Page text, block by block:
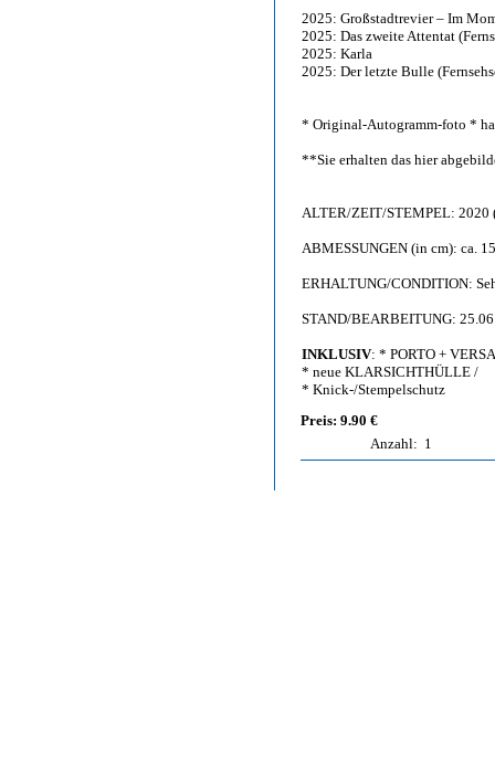
2025: Großstadtrevier – Im
2025: Das zweite Attentat
2025: Karla
2025: Der letzte Bulle
* Original-Autogramm-foto *
**Sie erhalten das hier
ALTER/ZEIT/STEMPEL: 2020
ABMESSUNGEN (in cm): ca.
ERHALTUNG/CONDITION:
STAND/BEARBEITUNG:
INKLUSIV: * PORTO +
* neue KLARSICHTHÜLLE /
* Knick-/Stempelschutz
Preis: 9.90 €
Anzahl: 1